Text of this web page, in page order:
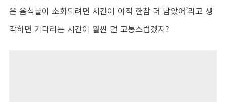
은 음식물이 소화되려면 시간이 아직 한참 더 남았어’라고 생
각하면 기다리는 시간이 훨씬 덜 고통스럽겠지?